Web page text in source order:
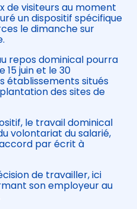
de visiteurs au moment
un dispositif spécifique
le dimanche sur
repos dominical pourra
juin et le 30
établissements situés
des sites de
le travail dominical
volontariat du salarié,
par écrit à
de travailler, ici
son employeur au